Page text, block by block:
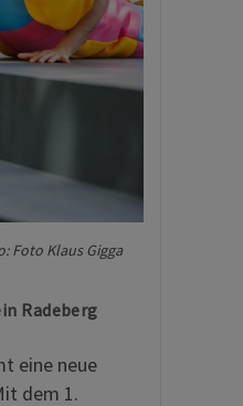
Foto Klaus Gigga
Radeberg
eine neue
dem 1.